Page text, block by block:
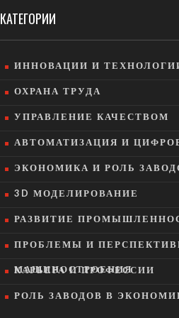
КАТЕГОРИИ
ИННОВАЦИИ И
ОХРАНА ТРУДА
УПРАВЛЕНИЕ КАЧЕСТВОМ
АВТОМАТИЗАЦИЯ И
ЭКОНОМИКА И РОЛЬ
3D МОДЕЛИРОВАНИЕ
РАЗВИТИЕ
ПРОБЛЕМЫ И
МАШИНОСТРОЕНИЯ
КАРЬЕРА И ПРОФЕССИИ
РОЛЬ ЗАВОДОВ В